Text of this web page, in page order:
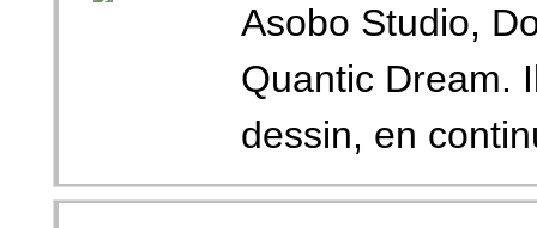
Asobo Studio,
Quantic Dream.
dessin, en